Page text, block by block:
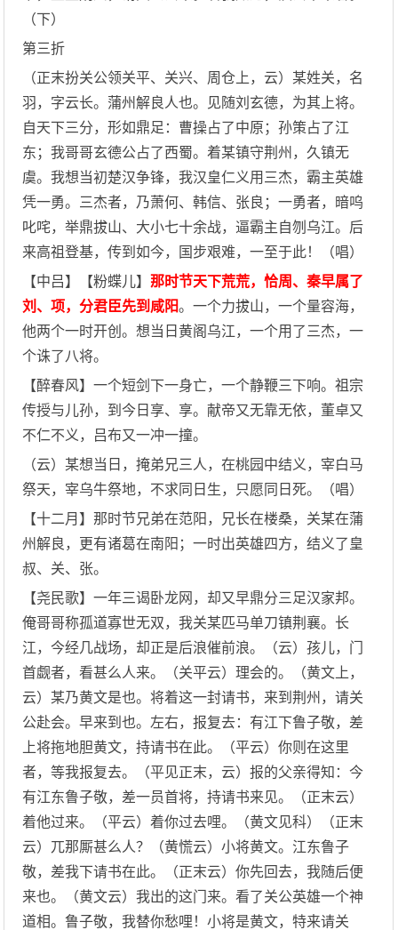
（下）
第三折
（正末扮关公领关平、关兴、周仓上，云）某姓关，名
羽，字云长。蒲州解良人也。见随刘玄德，为其上将。
自天下三分，形如鼎足：曹操占了中原；孙策占了江
东；我哥哥玄德公占了西蜀。着某镇守荆州，久镇无
虞。我想当初楚汉争锋，我汉皇仁义用三杰，霸主英雄
凭一勇。三杰者，乃萧何、韩信、张良；一勇者，暗呜
叱咤，举鼎拔山、大小七十余战，逼霸主自刎乌江。后
来高祖登基，传到如今，国步艰难，一至于此！（唱）
【中吕】【粉蝶儿】 那时节天下荒荒，恰周、秦早属了
刘、项，分君臣先到咸阳。一个力拔山，一个量容海，
他两个一时开创。想当日黄阁乌江，一个用了三杰，一
个诛了八将。
【醉春风】一个短剑下一身亡，一个静鞭三下响。祖宗
传授与儿孙，到今日享、享。献帝又无靠无依，董卓又
不仁不义，吕布又一冲一撞。
（云）某想当日，掩弟兄三人，在桃园中结义，宰白马
祭天，宰乌牛祭地，不求同日生，只愿同日死。（唱）
【十二月】那时节兄弟在范阳，兄长在楼桑，关某在蒲
州解良，更有诸葛在南阳；一时出英雄四方，结义了皇
叔、关、张。
【尧民歌】一年三谒卧龙网，却又早鼎分三足汉家邦。
俺哥哥称孤道寡世无双，我关某匹马单刀镇荆襄。长
江，今经几战场，却正是后浪催前浪。（云）孩儿，门
首觑者，看甚么人来。（关平云）理会的。（黄文上，
云）某乃黄文是也。将着这一封请书，来到荆州，请关
公赴会。早来到也。左右，报复去：有江下鲁子敬，差
上将拖地胆黄文，持请书在此。（平云）你则在这里
者，等我报复去。（平见正末，云）报的父亲得知：今
有江东鲁子敬，差一员首将，持请书来见。（正末云）
着他过来。（平云）着你过去哩。（黄文见科）（正末
云）兀那厮甚么人？（黄慌云）小将黄文。江东鲁子
敬，差我下请书在此。（正末云）你先回去，我随后便
来也。（黄文云）我出的这门来。看了关公英雄一个神
道相。鲁子敬，我替你愁哩！小将是黄文，特来请关